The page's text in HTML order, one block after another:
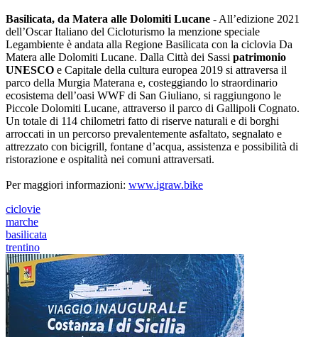
Basilicata, da Matera alle Dolomiti Lucane - All’edizione 2021
dell’Oscar Italiano del Cicloturismo la menzione speciale
Legambiente è andata alla Regione Basilicata con la ciclovia Da
Matera alle Dolomiti Lucane. Dalla Città dei Sassi patrimonio
UNESCO e Capitale della cultura europea 2019 si attraversa il
parco della Murgia Materana e, costeggiando lo straordinario
ecosistema dell’oasi WWF di San Giuliano, si raggiungono le
Piccole Dolomiti Lucane, attraverso il parco di Gallipoli Cognato.
Un totale di 114 chilometri fatto di riserve naturali e di borghi
arroccati in un percorso prevalentemente asfaltato, segnalato e
attrezzato con bicigrill, fontane d’acqua, assistenza e possibilità di
ristorazione e ospitalità nei comuni attraversati.
Per maggiori informazioni: www.igraw.bike
ciclovie
marche
basilicata
trentino